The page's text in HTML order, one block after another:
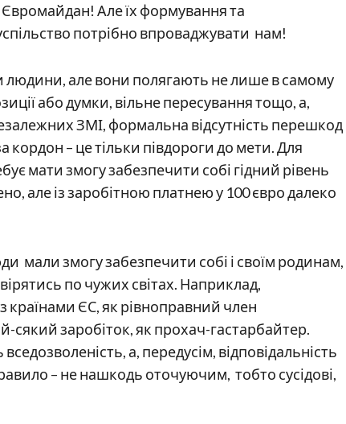
Але їх формування та
потрібно впроваджувати нам!
людини, але вони полягають не лише в самому
або думки, вільне пересування тощо, а,
ЗМІ, формальна відсутність перешкод
кордон – це тільки півдороги до мети. Для
мати змогу забезпечити собі гідний рівень
але із заробітною платнею у 100 євро далеко
мали змогу забезпечити собі і своїм родинам,
по чужих світах. Наприклад,
ЄС, як рівноправний член
сякий заробіток, як прохач-гастарбайтер.
а, передусім, відповідальність
– не нашкодь оточуючим, тобто сусідові,